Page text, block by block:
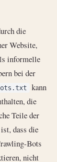
die
Website,
informelle
bei der
kann
die
Teile der
dass die
Bots
nicht